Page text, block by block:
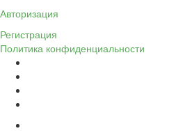
Авторизация
Регистрация
Политика конфиденциальности